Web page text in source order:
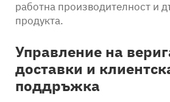
работна производителност и
продукта.
Управление на
доставки и
поддръжка